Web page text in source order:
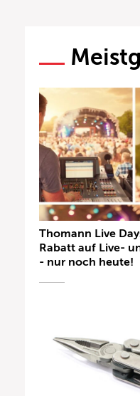
Thomann Live
Rabatt auf Live-
- nur noch heute!